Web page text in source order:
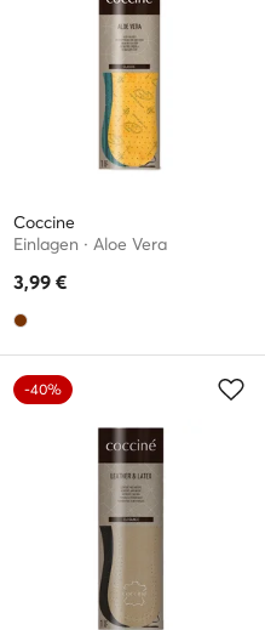
Coccine
Einlagen · Aloe Vera
3,99 €
-40%